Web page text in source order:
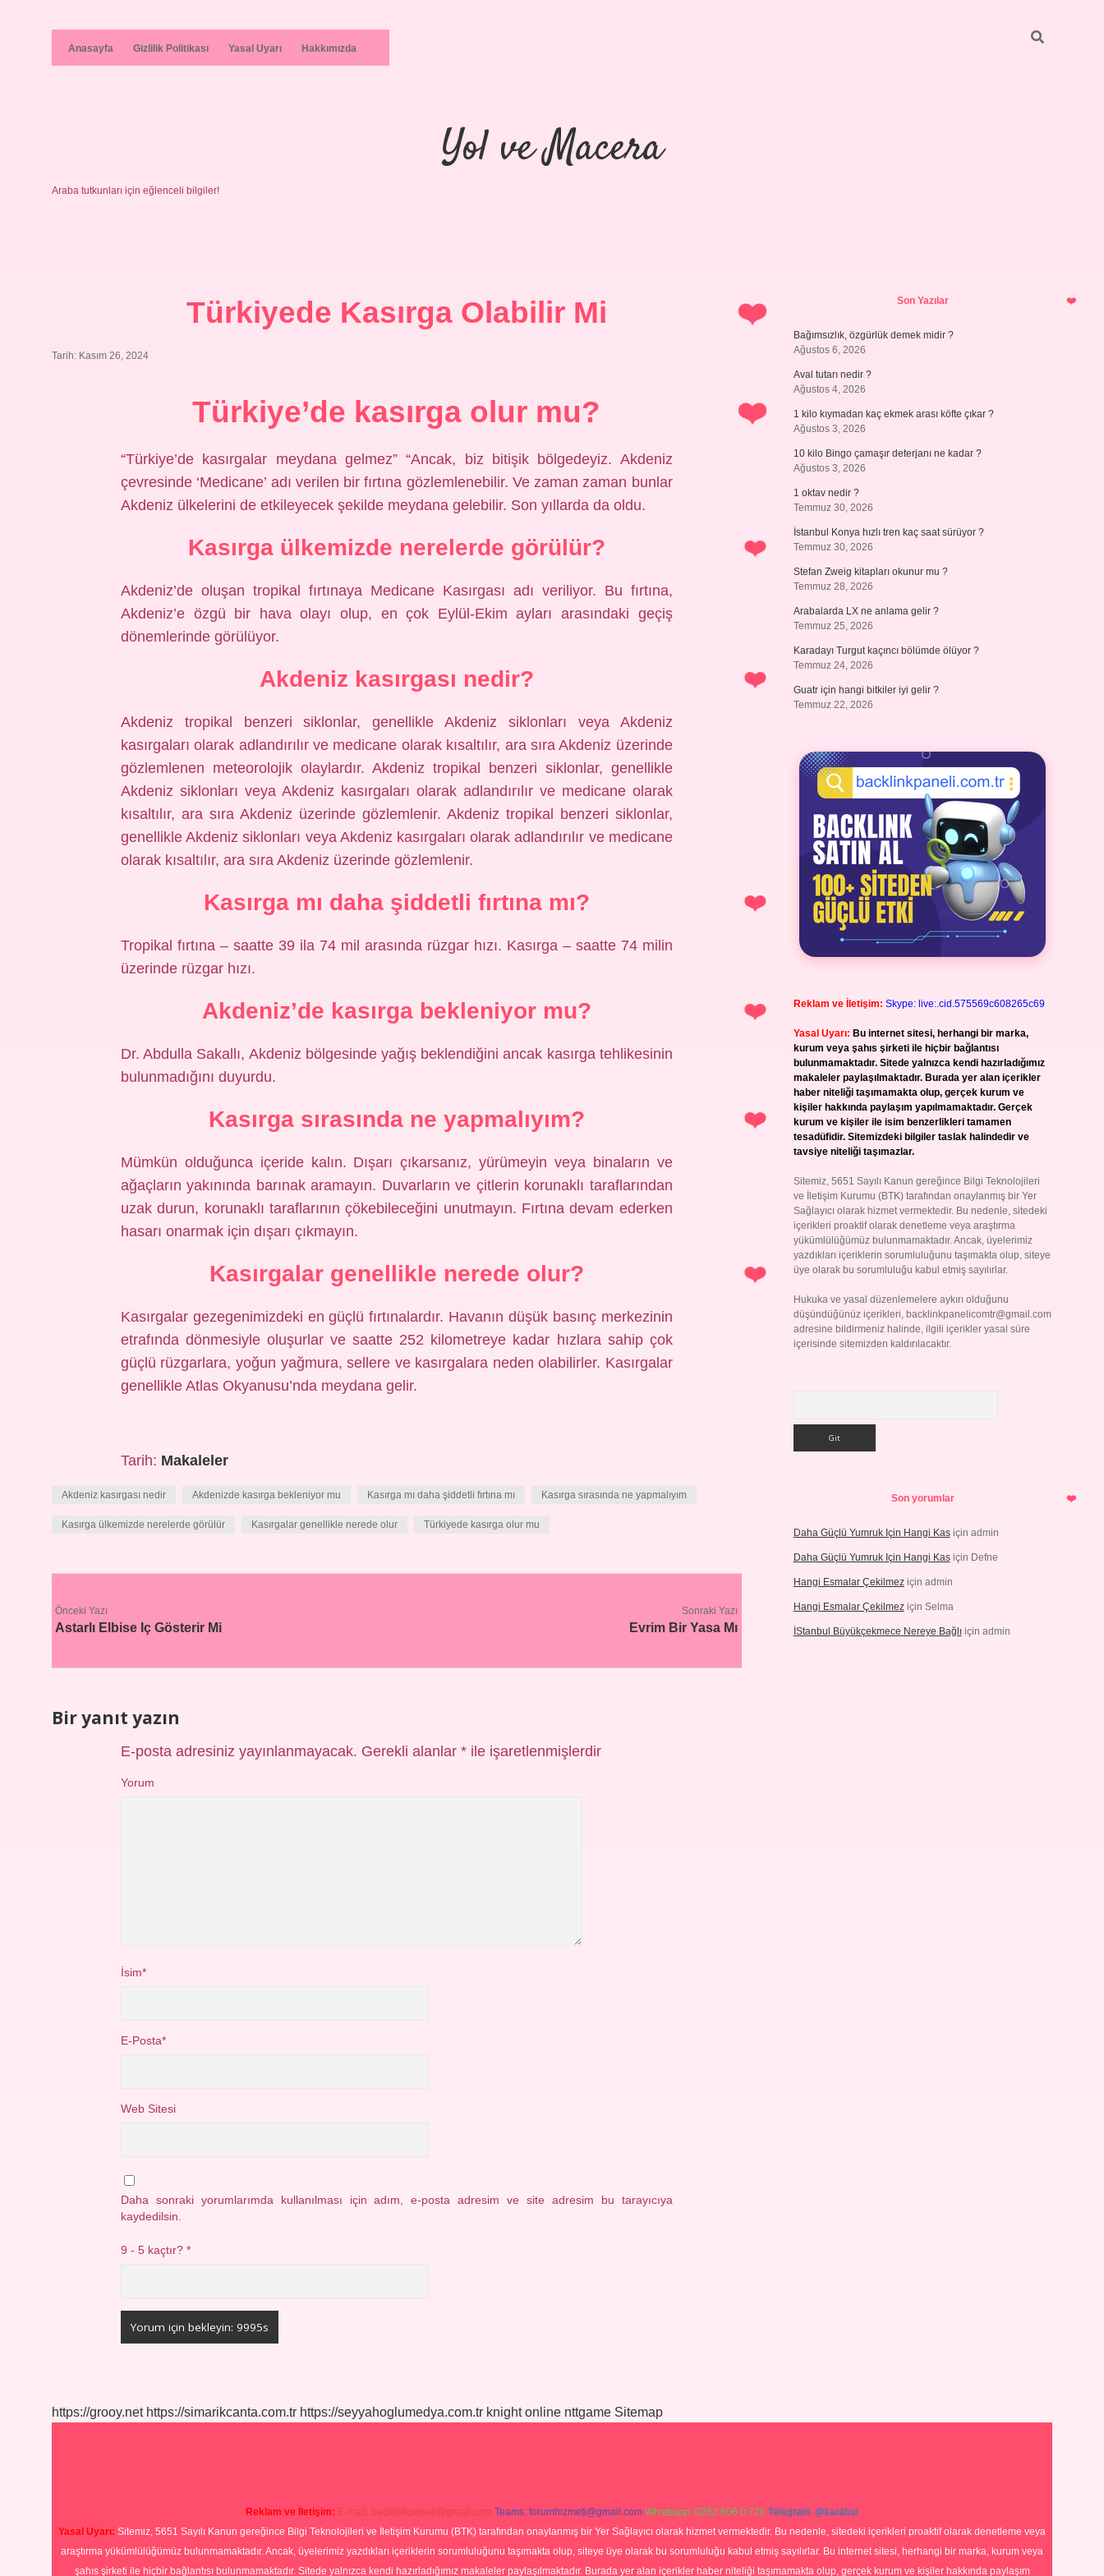
Anasayfa Gizlilik Politikası Yasal Uyarı Hakkımızda
Yol ve Macera
Araba tutkunları için eğlenceli bilgiler!
Türkiyede Kasırga Olabilir Mi
Tarih: Kasım 26, 2024
Türkiye’de kasırga olur mu?
“Türkiye’de kasırgalar meydana gelmez” “Ancak, biz bitişik bölgedeyiz. Akdeniz
çevresinde ‘Medicane’ adı verilen bir fırtına gözlemlenebilir. Ve zaman zaman bunlar
Akdeniz ülkelerini de etkileyecek şekilde meydana gelebilir. Son yıllarda da oldu.
Kasırga ülkemizde nerelerde görülür?
Akdeniz’de oluşan tropikal fırtınaya Medicane Kasırgası adı veriliyor. Bu fırtına,
Akdeniz’e özgü bir hava olayı olup, en çok Eylül-Ekim ayları arasındaki geçiş
dönemlerinde görülüyor.
Akdeniz kasırgası nedir?
Akdeniz tropikal benzeri siklonlar, genellikle Akdeniz siklonları veya Akdeniz
kasırgaları olarak adlandırılır ve medicane olarak kısaltılır, ara sıra Akdeniz üzerinde
gözlemlenen meteorolojik olaylardır. Akdeniz tropikal benzeri siklonlar, genellikle
Akdeniz siklonları veya Akdeniz kasırgaları olarak adlandırılır ve medicane olarak
kısaltılır, ara sıra Akdeniz üzerinde gözlemlenir. Akdeniz tropikal benzeri siklonlar,
genellikle Akdeniz siklonları veya Akdeniz kasırgaları olarak adlandırılır ve medicane
olarak kısaltılır, ara sıra Akdeniz üzerinde gözlemlenir.
Kasırga mı daha şiddetli fırtına mı?
Tropikal fırtına – saatte 39 ila 74 mil arasında rüzgar hızı. Kasırga – saatte 74 milin
üzerinde rüzgar hızı.
Akdeniz’de kasırga bekleniyor mu?
Dr. Abdulla Sakallı, Akdeniz bölgesinde yağış beklendiğini ancak kasırga tehlikesinin
bulunmadığını duyurdu.
Kasırga sırasında ne yapmalıyım?
Mümkün olduğunca içeride kalın. Dışarı çıkarsanız, yürümeyin veya binaların ve
ağaçların yakınında barınak aramayın. Duvarların ve çitlerin korunaklı taraflarından
uzak durun, korunaklı taraflarının çökebileceğini unutmayın. Fırtına devam ederken
hasarı onarmak için dışarı çıkmayın.
Kasırgalar genellikle nerede olur?
Kasırgalar gezegenimizdeki en güçlü fırtınalardır. Havanın düşük basınç merkezinin
etrafında dönmesiyle oluşurlar ve saatte 252 kilometreye kadar hızlara sahip çok
güçlü rüzgarlara, yoğun yağmura, sellere ve kasırgalara neden olabilirler. Kasırgalar
genellikle Atlas Okyanusu’nda meydana gelir.
Tarih: Makaleler
Akdeniz kasırgası nedir Akdenizde kasırga bekleniyor mu Kasırga mı daha şiddetli fırtına mı Kasırga sırasında ne yapmalıyım
Kasırga ülkemizde nerelerde görülür Kasırgalar genellikle nerede olur Türkiyede kasırga olur mu
Önceki Yazı
Astarlı Elbise Iç Gösterir Mi
Sonraki Yazı
Evrim Bir Yasa Mı
Bir yanıt yazın
E-posta adresiniz yayınlanmayacak. Gerekli alanlar *ile işaretlenmişlerdir
Yorum
İsim*
E-Posta*
Web Sitesi
Daha sonraki yorumlarımda kullanılması için adım, e-posta adresim ve site adresim bu tarayıcıya
kaydedilsin.
9 - 5 kaçtır? *
https://grooy.net https://simarikcanta.com.tr https://seyyahoglumedya.com.tr knight online nttgame Sitemap
SidebarSon Yazılar
Bağımsızlık, özgürlük demek midir ?
Ağustos 6, 2026
Aval tutarı nedir ?
Ağustos 4, 2026
1 kilo kıymadan kaç ekmek arası köfte çıkar ?
Ağustos 3, 2026
10 kilo Bingo çamaşır deterjanı ne kadar ?
Ağustos 3, 2026
1 oktav nedir ?
Temmuz 30, 2026
İstanbul Konya hızlı tren kaç saat sürüyor ?
Temmuz 30, 2026
Stefan Zweig kitapları okunur mu ?
Temmuz 28, 2026
Arabalarda LX ne anlama gelir ?
Temmuz 25, 2026
Karadayı Turgut kaçıncı bölümde ölüyor ?
Temmuz 24, 2026
Guatr için hangi bitkiler iyi gelir ?
Temmuz 22, 2026
Reklam ve İletişim: Skype: live:.cid.575569c608265c69
Yasal Uyarı: Bu internet sitesi, herhangi bir marka,
kurum veya şahıs şirketi ile hiçbir bağlantısı
bulunmamaktadır. Sitede yalnızca kendi hazırladığımız
makaleler paylaşılmaktadır. Burada yer alan içerikler
haber niteliği taşımamakta olup, gerçek kurum ve
kişiler hakkında paylaşım yapılmamaktadır. Gerçek
kurum ve kişiler ile isim benzerlikleri tamamen
tesadüfidir. Sitemizdeki bilgiler taslak halindedir ve
tavsiye niteliği taşımazlar.
Sitemiz, 5651 Sayılı Kanun gereğince Bilgi Teknolojileri
ve İletişim Kurumu (BTK) tarafından onaylanmış bir Yer
Sağlayıcı olarak hizmet vermektedir. Bu nedenle, sitedeki
içerikleri proaktif olarak denetleme veya araştırma
yükümlülüğümüz bulunmamaktadır. Ancak, üyelerimiz
yazdıkları içeriklerin sorumluluğunu taşımakta olup, siteye
üye olarak bu sorumluluğu kabul etmiş sayılırlar.
Hukuka ve yasal düzenlemelere aykırı olduğunu
düşündüğünüz içerikleri, backlinkpanelicomtr@gmail.com
adresine bildirmeniz halinde, ilgili içerikler yasal süre
içerisinde sitemizden kaldırılacaktır.
Son yorumlar
Daha Güçlü Yumruk Için Hangi Kasiçin admin
Daha Güçlü Yumruk Için Hangi Kasiçin Defne
Hangi Esmalar Çekilmeziçin admin
Hangi Esmalar Çekilmeziçin Selma
İStanbul Büyükçekmece Nereye Bağlıiçin admin
Reklam ve İletişim: E-mail: backlinkpaneli@gmail.com Teams: forumhizmeti@gmail.com Whatsapp: 0262 606 0 726 Telegram: @karabul
Yasal Uyarı: Sitemiz, 5651 Sayılı Kanun gereğince Bilgi Teknolojileri ve İletişim Kurumu (BTK) tarafından onaylanmış bir Yer Sağlayıcı olarak hizmet vermektedir. Bu nedenle, sitedeki içerikleri proaktif olarak denetleme veya
araştırma yükümlülüğümüz bulunmamaktadır. Ancak, üyelerimiz yazdıkları içeriklerin sorumluluğunu taşımakta olup, siteye üye olarak bu sorumluluğu kabul etmiş sayılırlar. Bu internet sitesi, herhangi bir marka, kurum veya
şahıs şirketi ile hiçbir bağlantısı bulunmamaktadır. Sitede yalnızca kendi hazırladığımız makaleler paylaşılmaktadır. Burada yer alan içerikler haber niteliği taşımamakta olup, gerçek kurum ve kişiler hakkında paylaşım